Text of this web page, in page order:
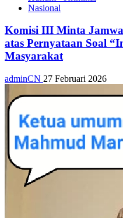
Nasional
Komisi III Minta
atas Pernyataan Soal
Masyarakat
adminCN 27 Februari 2026